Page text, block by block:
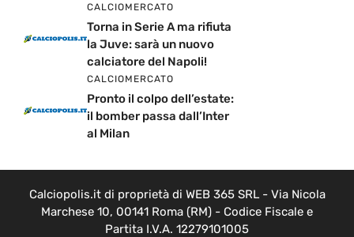
CALCIOMERCATO
Torna in Serie A ma rifiuta
la Juve: sarà un nuovo
calciatore del Napoli!
CALCIOMERCATO
Pronto il colpo dell’estate:
il bomber passa dall’Inter
al Milan
Calciopolis.it di proprietà di WEB 365 SRL - Via Nicola
Marchese 10, 00141 Roma (RM) - Codice Fiscale e
Partita I.V.A. 12279101005